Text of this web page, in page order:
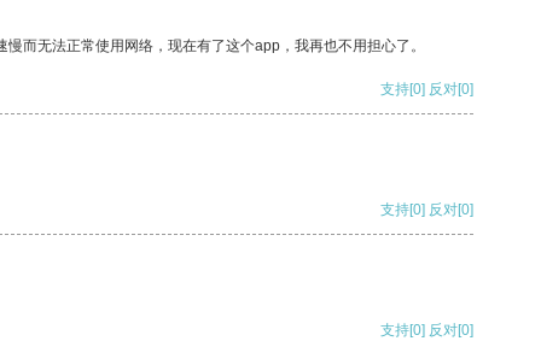
而无法正常使用网络，现在有了这个app，我再也不用担心了。
支持[0] 反对[0]
支持[0] 反对[0]
支持[0] 反对[0]